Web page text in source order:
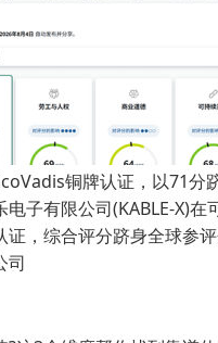
铜牌认证，以71分
子有限公司(KABLE-X)在
证，综合评分跻身全球
司